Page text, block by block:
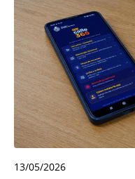
13/05/2026